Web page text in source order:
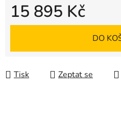
15 895 Kč
Měrná cena:
DO
Tisk Zeptat se